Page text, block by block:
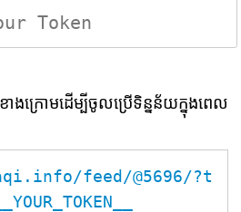
ាងក្រោមដើម្បីចូលប្រើទិន្នន័យក្នុងពេល
feed/@5696/?t